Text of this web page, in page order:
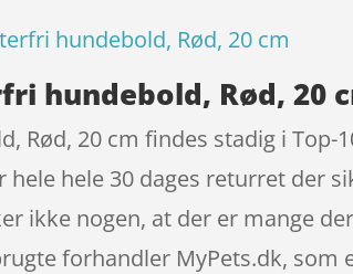
hundebold, Rød, 20 cm
hundebold, Rød, 20
Rød, 20 cm findes stadig i
hele 30 dages returret der
ikke nogen, at der er mange
forhandler MyPets.dk,